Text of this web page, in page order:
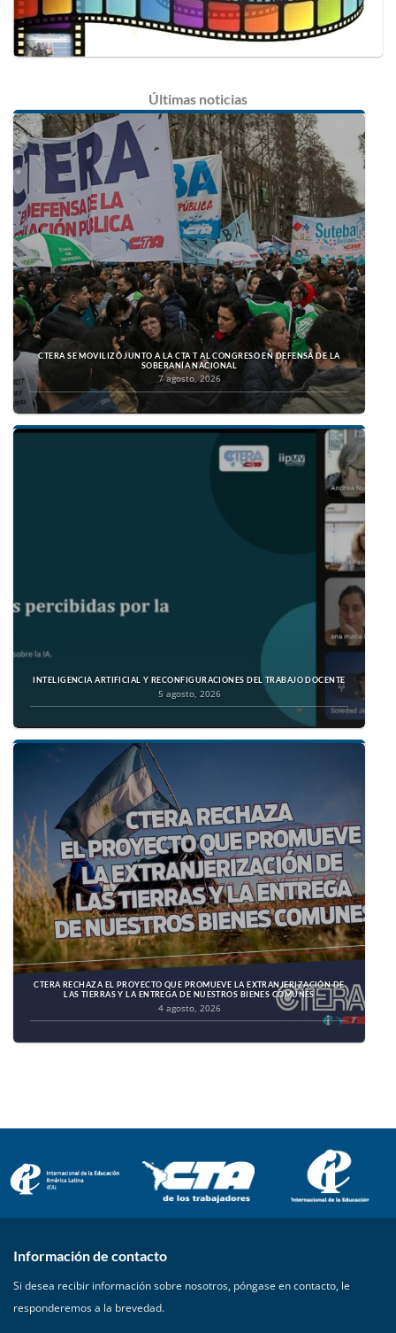
Últimas noticias
CTERA SE MOVILIZÓ JUNTO A LA CTA T AL CONGRESO EN DEFENSA DE LA
SOBERANÍA NACIONAL
7 agosto, 2026
INTELIGENCIA ARTIFICIAL Y RECONFIGURACIONES DEL TRABAJO DOCENTE
5 agosto, 2026
CTERA RECHAZA EL PROYECTO QUE PROMUEVE LA EXTRANJERIZACIÓN DE
LAS TIERRAS Y LA ENTREGA DE NUESTROS BIENES COMUNES
4 agosto, 2026
Información de contacto
Si desea recibir información sobre nosotros, póngase en contacto, le
responderemos a la brevedad.